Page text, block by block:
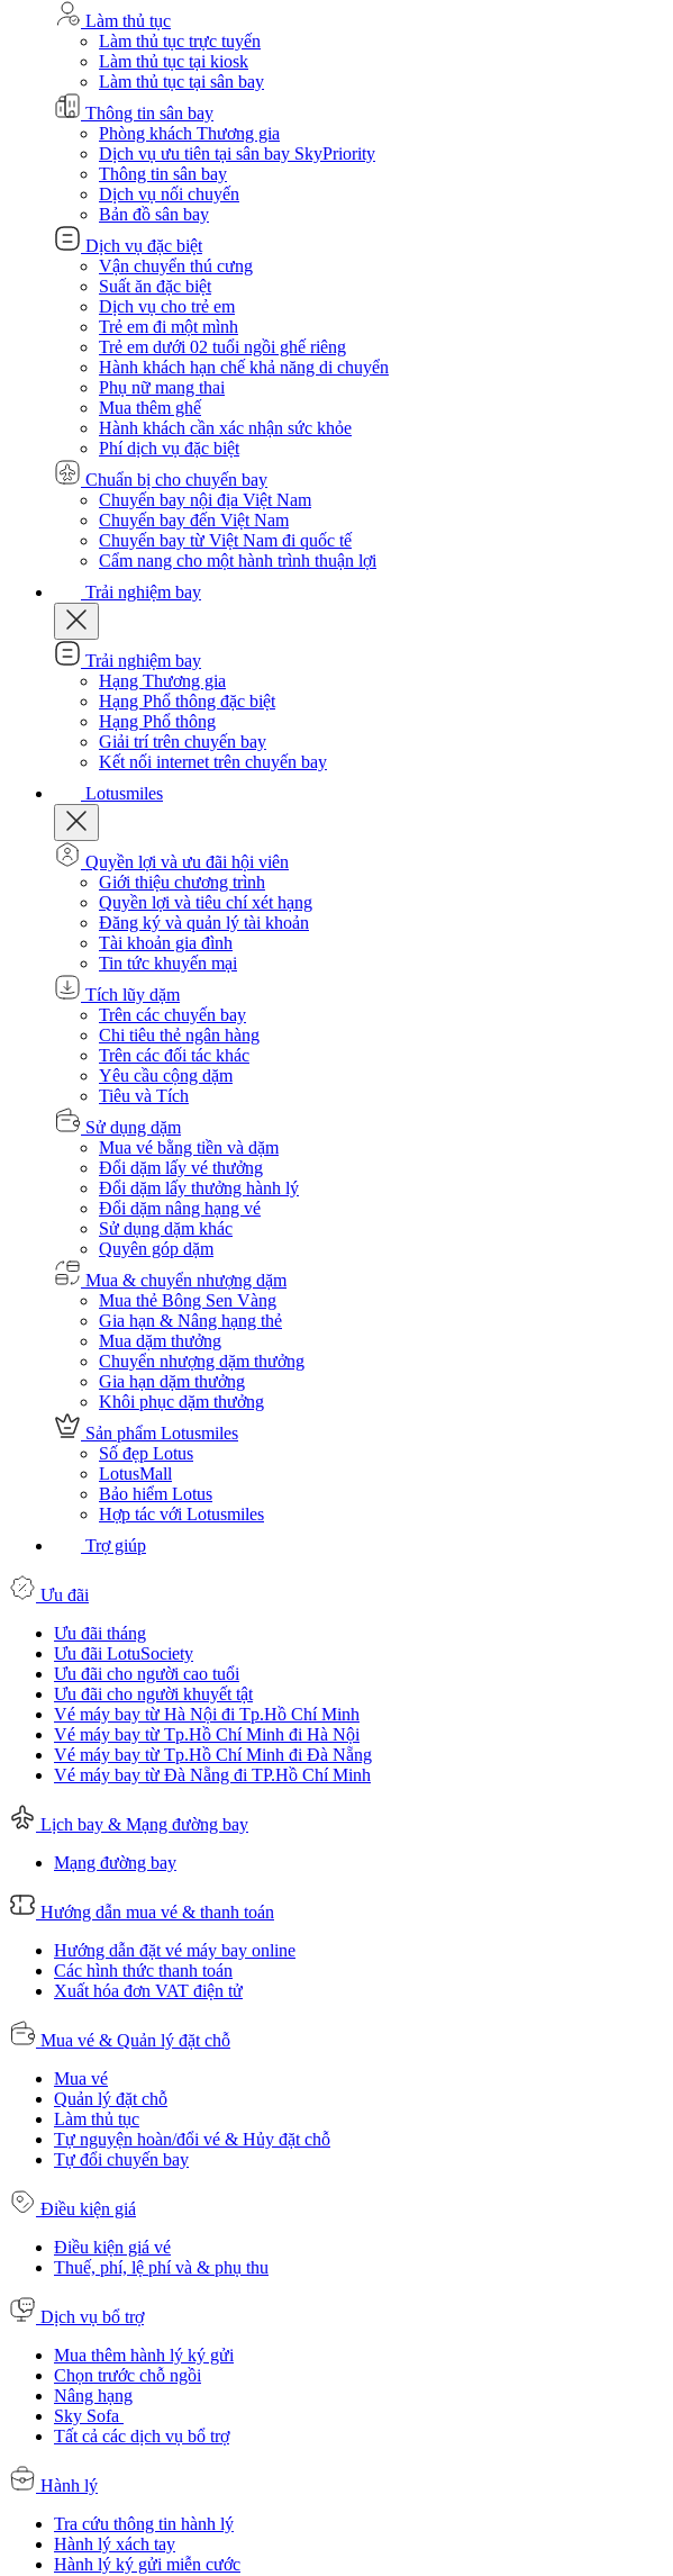
Làm thủ tục
Làm thủ tục trực tuyến
Làm thủ tục tại kiosk
Làm thủ tục tại sân bay
Thông tin sân bay
Phòng khách Thương gia
Dịch vụ ưu tiên tại sân bay SkyPriority
Thông tin sân bay
Dịch vụ nối chuyến
Bản đồ sân bay
Dịch vụ đặc biệt
Vận chuyển thú cưng
Suất ăn đặc biệt
Dịch vụ cho trẻ em
Trẻ em đi một mình
Trẻ em dưới 02 tuổi ngồi ghế riêng
Hành khách hạn chế khả năng di chuyển
Phụ nữ mang thai
Mua thêm ghế
Hành khách cần xác nhận sức khỏe
Phí dịch vụ đặc biệt
Chuẩn bị cho chuyến bay
Chuyến bay nội địa Việt Nam
Chuyến bay đến Việt Nam
Chuyến bay từ Việt Nam đi quốc tế
Cẩm nang cho một hành trình thuận lợi
Trải nghiệm bay
Trải nghiệm bay
Hạng Thương gia
Hạng Phổ thông đặc biệt
Hạng Phổ thông
Giải trí trên chuyến bay
Kết nối internet trên chuyến bay
Lotusmiles
Quyền lợi và ưu đãi hội viên
Giới thiệu chương trình
Quyền lợi và tiêu chí xét hạng
Đăng ký và quản lý tài khoản
Tài khoản gia đình
Tin tức khuyến mại
Tích lũy dặm
Trên các chuyến bay
Chi tiêu thẻ ngân hàng
Trên các đối tác khác
Yêu cầu cộng dặm
Tiêu và Tích
Sử dụng dặm
Mua vé bằng tiền và dặm
Đổi dặm lấy vé thưởng
Đổi dặm lấy thưởng hành lý
Đổi dặm nâng hạng vé
Sử dụng dặm khác
Quyên góp dặm
Mua & chuyển nhượng dặm
Mua thẻ Bông Sen Vàng
Gia hạn & Nâng hạng thẻ
Mua dặm thưởng
Chuyển nhượng dặm thưởng
Gia hạn dặm thưởng
Khôi phục dặm thưởng
Sản phẩm Lotusmiles
Số đẹp Lotus
LotusMall
Bảo hiểm Lotus
Hợp tác với Lotusmiles
Trợ giúp
Ưu đãi
Ưu đãi tháng
Ưu đãi LotuSociety
Ưu đãi cho người cao tuổi
Ưu đãi cho người khuyết tật
Vé máy bay từ Hà Nội đi Tp.Hồ Chí Minh
Vé máy bay từ Tp.Hồ Chí Minh đi Hà Nội
Vé máy bay từ Tp.Hồ Chí Minh đi Đà Nẵng
Vé máy bay từ Đà Nẵng đi TP.Hồ Chí Minh
Lịch bay & Mạng đường bay
Mạng đường bay
Hướng dẫn mua vé & thanh toán
Hướng dẫn đặt vé máy bay online
Các hình thức thanh toán
Xuất hóa đơn VAT điện tử
Mua vé & Quản lý đặt chỗ
Mua vé
Quản lý đặt chỗ
Làm thủ tục
Tự nguyện hoàn/đổi vé & Hủy đặt chỗ
Tự đổi chuyến bay
Điều kiện giá
Điều kiện giá vé
Thuế, phí, lệ phí và & phụ thu
Dịch vụ bổ trợ
Mua thêm hành lý ký gửi
Chọn trước chỗ ngồi
Nâng hạng
Sky Sofa
Tất cả các dịch vụ bổ trợ
Hành lý
Tra cứu thông tin hành lý
Hành lý xách tay
Hành lý ký gửi miễn cước